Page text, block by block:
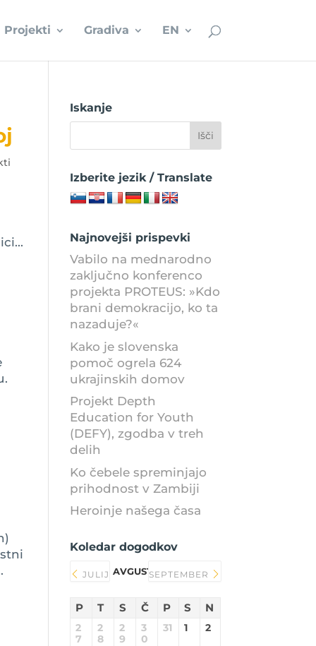
Projekti Gradiva EN
Iskanje
Izberite jezik / Translate
Najnovejši prispevki
Vabilo na mednarodno
zaključno konferenco
projekta PROTEUS: »Kdo
brani demokracijo, ko ta
nazaduje?«
Kako je slovenska
pomoč ogrela 624
ukrajinskih domov
Projekt Depth
Education for Youth
(DEFY), zgodba v treh
delih
Ko čebele spreminjajo
prihodnost v Zambiji
Heroinje našega časa
Koledar dogodkov
JULIJ AVGUST 2026SEPTEMBER
P T S Č P S N
2
7
2
8
2
9
3
0
31 1 2